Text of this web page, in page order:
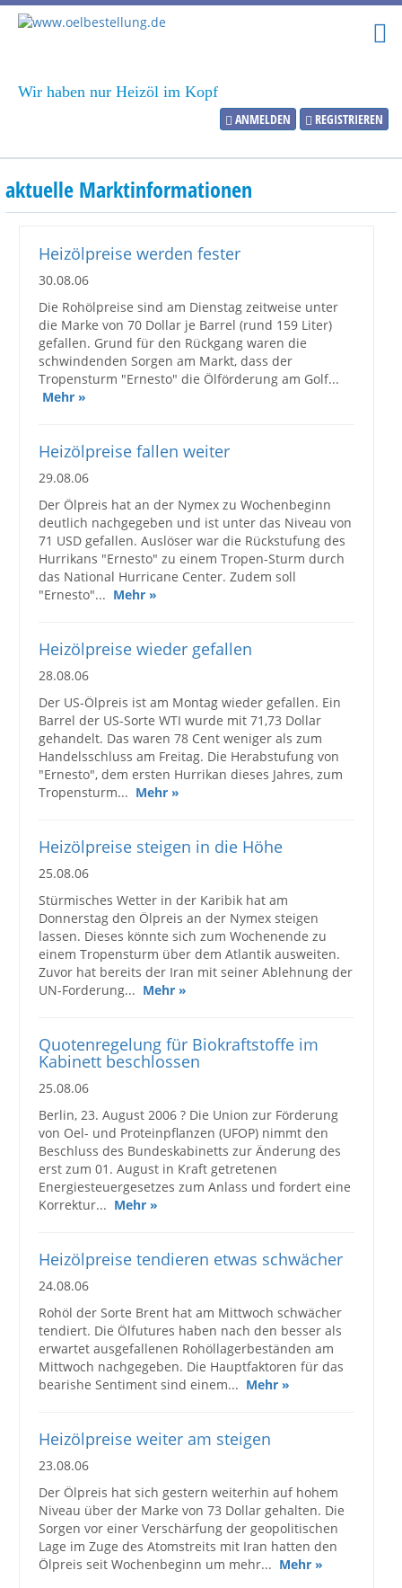
Wir haben nur Heizöl im Kopf
ANMELDEN REGISTRIEREN
Heizölpreise
Aktueller Heizölpreis
Marktinformationen
Wunschpreis Benachrichtigung
Produkte
Service
Händler
Hilfe und Kontakt
aktuelle Marktinformationen
Heizölpreise werden fester
30.08.06
Die Rohölpreise sind am Dienstag zeitweise unter
die Marke von 70 Dollar je Barrel (rund 159 Liter)
gefallen. Grund für den Rückgang waren die
schwindenden Sorgen am Markt, dass der
Tropensturm "Ernesto" die Ölförderung am Golf...
Mehr »
Heizölpreise fallen weiter
29.08.06
Der Ölpreis hat an der Nymex zu Wochenbeginn
deutlich nachgegeben und ist unter das Niveau von
71 USD gefallen. Auslöser war die Rückstufung des
Hurrikans "Ernesto" zu einem Tropen-Sturm durch
das National Hurricane Center. Zudem soll
"Ernesto"... Mehr »
Heizölpreise wieder gefallen
28.08.06
Der US-Ölpreis ist am Montag wieder gefallen. Ein
Barrel der US-Sorte WTI wurde mit 71,73 Dollar
gehandelt. Das waren 78 Cent weniger als zum
Handelsschluss am Freitag. Die Herabstufung von
"Ernesto", dem ersten Hurrikan dieses Jahres, zum
Tropensturm... Mehr »
Heizölpreise steigen in die Höhe
25.08.06
Stürmisches Wetter in der Karibik hat am
Donnerstag den Ölpreis an der Nymex steigen
lassen. Dieses könnte sich zum Wochenende zu
einem Tropensturm über dem Atlantik ausweiten.
Zuvor hat bereits der Iran mit seiner Ablehnung der
UN-Forderung... Mehr »
Quotenregelung für Biokraftstoffe im
Kabinett beschlossen
25.08.06
Berlin, 23. August 2006 ? Die Union zur Förderung
von Oel- und Proteinpflanzen (UFOP) nimmt den
Beschluss des Bundeskabinetts zur Änderung des
erst zum 01. August in Kraft getretenen
Energiesteuergesetzes zum Anlass und fordert eine
Korrektur... Mehr »
Heizölpreise tendieren etwas schwächer
24.08.06
Rohöl der Sorte Brent hat am Mittwoch schwächer
tendiert. Die Ölfutures haben nach den besser als
erwartet ausgefallenen Rohöllagerbeständen am
Mittwoch nachgegeben. Die Hauptfaktoren für das
bearishe Sentiment sind einem... Mehr »
Heizölpreise weiter am steigen
23.08.06
Der Ölpreis hat sich gestern weiterhin auf hohem
Niveau über der Marke von 73 Dollar gehalten. Die
Sorgen vor einer Verschärfung der geopolitischen
Lage im Zuge des Atomstreits mit Iran hatten den
Ölpreis seit Wochenbeginn um mehr... Mehr »